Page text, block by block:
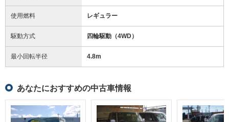
使用燃料 レギュラー
駆動方式 四輪駆動（4WD）
最小回転半径 4.8m
あなたにおすすめの中古車情報